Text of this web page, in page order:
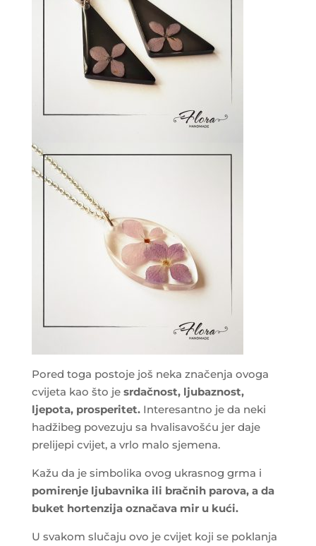
Pored toga postoje još neka značenja ovoga
cvijeta kao što je srdačnost, ljubaznost,
ljepota, prosperitet.Interesantno je da neki
hadžibeg povezuju sa hvalisavošću jer daje
prelijepi cvijet, a vrlo malo sjemena.
Kažu da je simbolika ovog ukrasnog grma i
pomirenje ljubavnika ili bračnih parova, a da
buket hortenzija označava mir u kući.
U svakom slučaju ovo je cvijet koji se poklanja